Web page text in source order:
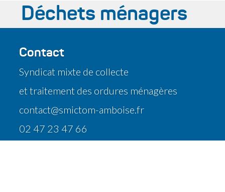
Déchets ménagers
Contact
Syndicat mixte de collecte
et traitement des ordures ménagères
contact@smictom-amboise.fr
02 47 23 47 66